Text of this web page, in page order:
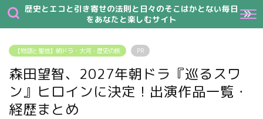
歴史とエコと引き寄せの法則と日々のそこはかとない毎日
をあなたと楽しむサイト
【物語と聖地】朝ドラ・大河・歴史の旅 PR
森田望智、2027年朝ドラ『巡るスワ
ン』ヒロインに決定！出演作品一覧・
経歴まとめ